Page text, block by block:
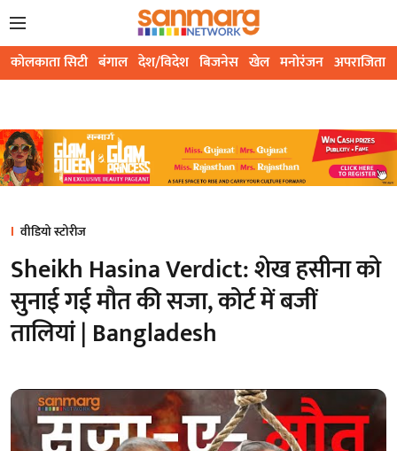
कोलकाता सिटी बंगाल देश/विदेश बिजनेस खेल मनोरंजन अपराजिता
वीडियो स्टोरीज
Sheikh Hasina Verdict: शेख हसीना को
सुनाई गई मौत की सजा, कोर्ट में बजीं
तालियां | Bangladesh